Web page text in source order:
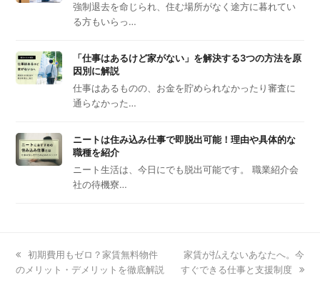
強制退去を命じられ、住む場所がなく途方に暮れてい
る方もいらっ…
「仕事はあるけど家がない」を解決する3つの方法を原
因別に解説
仕事はあるものの、お金を貯められなかったり審査に
通らなかった…
ニートは住み込み仕事で即脱出可能！理由や具体的な
職種を紹介
ニート生活は、今日にでも脱出可能です。 職業紹介会
社の待機寮…
previous
post:
初期費用もゼロ？家賃無料物件
のメリット・デメリットを徹底解説
next
post:
家賃が払えないあなたへ。今
すぐできる仕事と支援制度